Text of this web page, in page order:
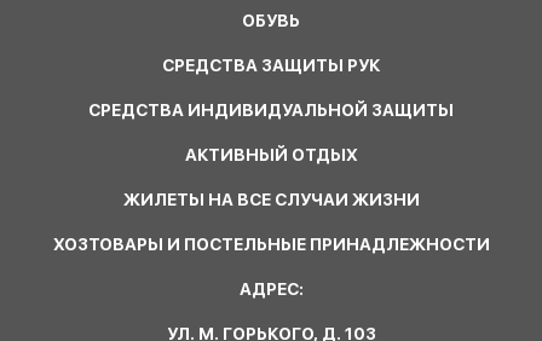
ОБУВЬ
СРЕДСТВА ЗАЩИТЫ РУК
СРЕДСТВА ИНДИВИДУАЛЬНОЙ ЗАЩИТЫ
АКТИВНЫЙ ОТДЫХ
ЖИЛЕТЫ НА ВСЕ СЛУЧАИ ЖИЗНИ
ХОЗТОВАРЫ И ПОСТЕЛЬНЫЕ ПРИНАДЛЕЖНОСТИ
АДРЕС:
УЛ. М. ГОРЬКОГО, Д. 103